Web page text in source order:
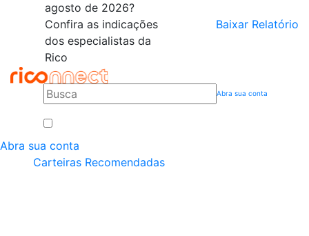
agosto de 2026?
Confira as indicações
dos especialistas da
Rico
Baixar Relatório
Abra sua conta
Abra sua conta
Carteiras Recomendadas